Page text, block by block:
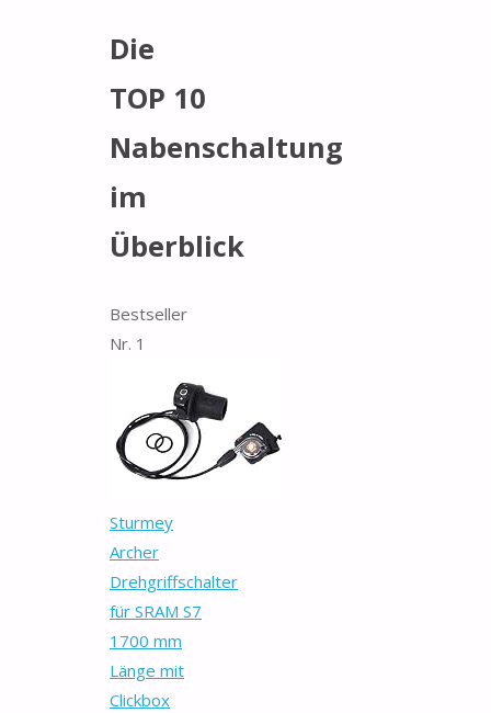
Die
TOP 10
Nabenschaltung
im
Überblick
Bestseller
Nr. 1
Sturmey
Archer
Drehgriffschalter
für SRAM S7
1700 mm
Länge mit
Clickbox